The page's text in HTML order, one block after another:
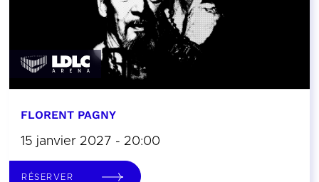
FLORENT PAGNY
15 janvier 2027 - 20:00
RÉSERVER